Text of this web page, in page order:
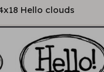
Hello clouds